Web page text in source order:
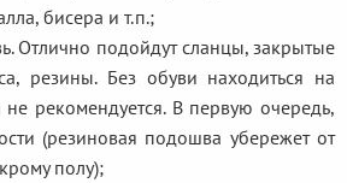
бисера и т.п.;
Отлично подойдут сланцы, закрытые
резины. Без обуви находиться на
рекомендуется. В первую очередь,
(резиновая подошва убережет от
полу);